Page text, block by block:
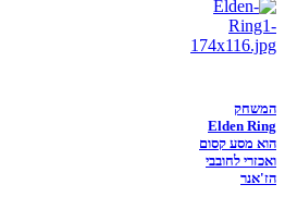
המשחק
Elden Ring
הוא מסע קסום
ואכזרי לחובבי
הז'אנר